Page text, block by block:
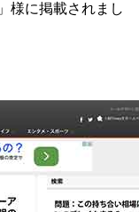
様に掲載されまし